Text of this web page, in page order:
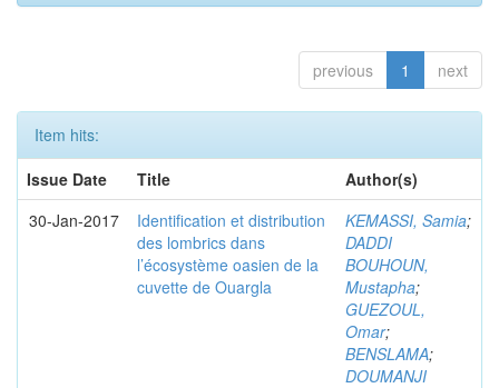
previous 1 next
Item hits:
Issue Date
Title
Author(s)
30-Jan-2017
Identification et distribution
des lombrics dans
l’écosystème oasien de la
cuvette de Ouargla
KEMASSI, Samia;
DADDI
BOUHOUN,
Mustapha;
GUEZOUL,
Omar;
BENSLAMA;
DOUMANJI